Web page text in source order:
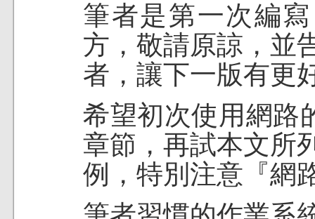
筆者是第一次編
方，敬請原諒，並
者，讓下一版有更
希望初次使用網路
章節，再試本文所
例，特別注意『網